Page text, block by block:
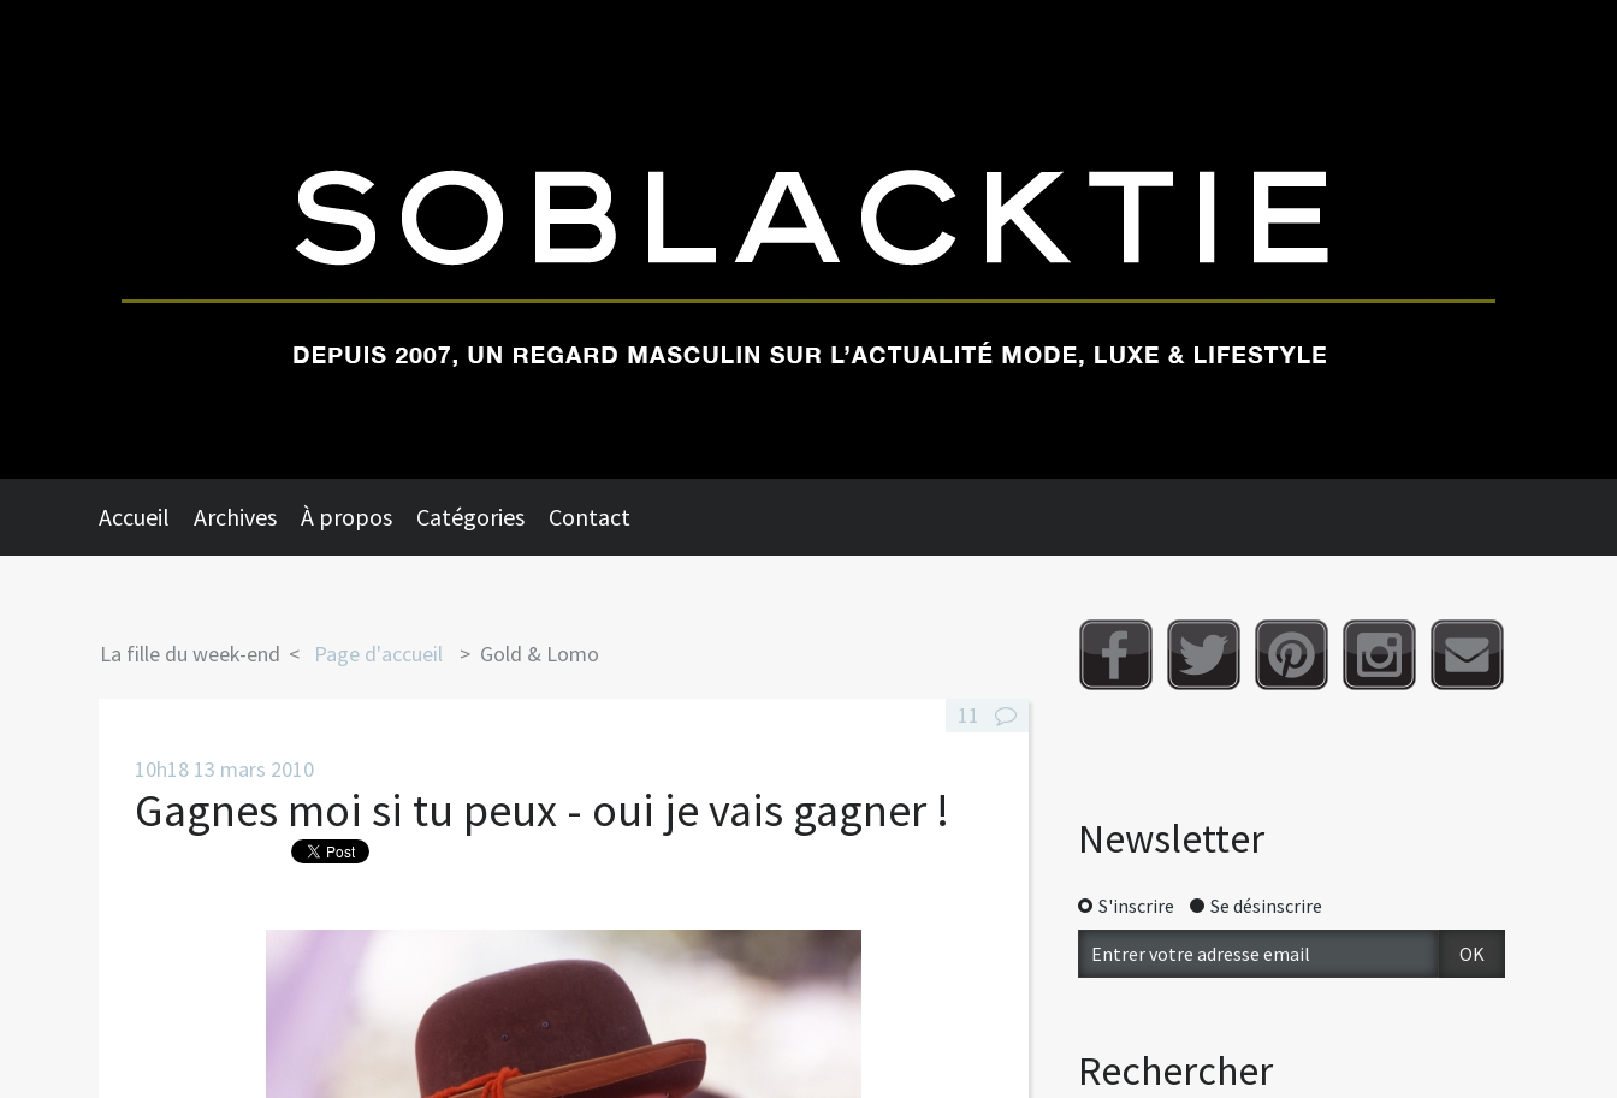
Accueil Archives À propos Catégories Contact
La fille du week-end Page d'accueil Gold & Lomo
10h18 13 mars 2010
Gagnes moi si tu peux - oui je vais gagner !
11
Newsletter
S'inscrire Se désinscrire
Rechercher